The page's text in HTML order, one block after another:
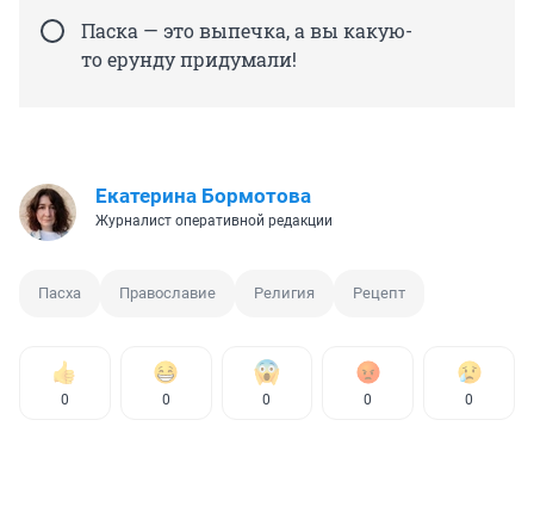
Паска — это выпечка, а вы какую-
то ерунду придумали!
Екатерина Бормотова
Журналист оперативной редакции
Пасха Православие Религия Рецепт
0 0 0 0 0